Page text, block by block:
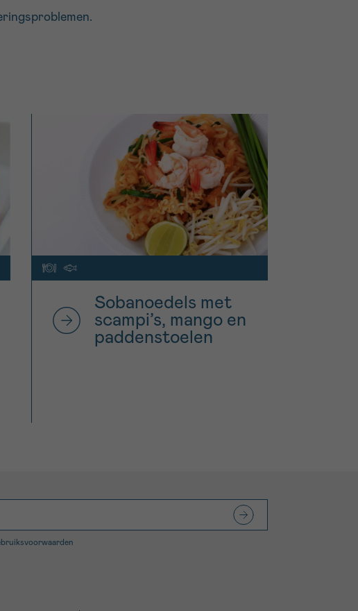
Sobanoedels met
scampi’s, mango en
paddenstoelen